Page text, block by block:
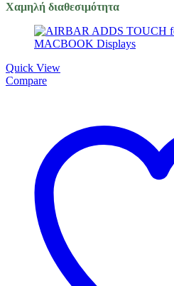
Χαμηλή διαθεσιμότητα
Quick View
Compare